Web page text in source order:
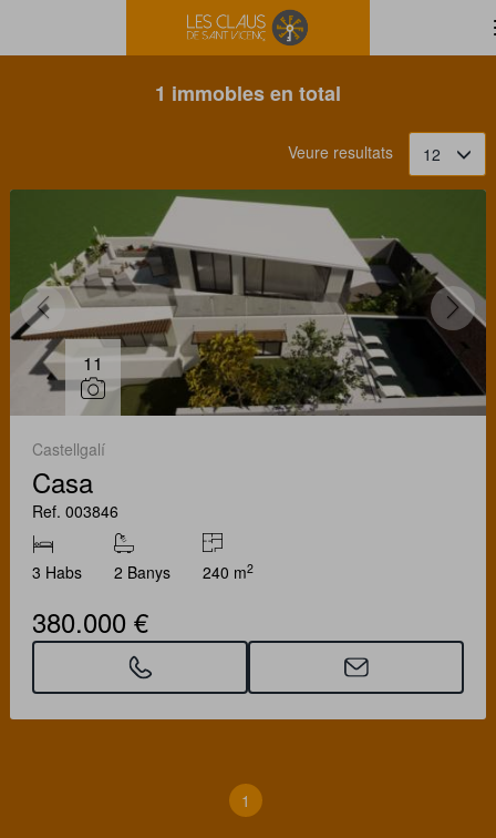
1 immobles en total
Veure resultats 12
11
Castellgalí
Casa
Ref. 003846
3 Habs 2 Banys 240 m2
380.000 €
1